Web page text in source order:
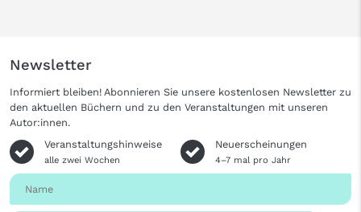
Newsletter
Informiert bleiben! Abonnieren Sie unsere kostenlosen Newsletter zu
den aktuellen Büchern und zu den Veranstaltungen mit unseren
Autor:innen.
Veranstaltungshinweise
alle zwei Wochen
Neuerscheinungen
4–7 mal pro Jahr